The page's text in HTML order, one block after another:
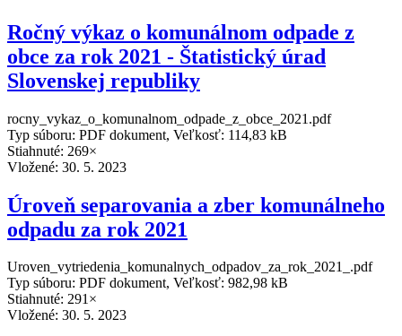
Ročný výkaz o komunálnom odpade z
obce za rok 2021 - Štatistický úrad
Slovenskej republiky
rocny_vykaz_o_komunalnom_odpade_z_obce_2021.pdf
Typ súboru: PDF dokument, Veľkosť: 114,83 kB
Stiahnuté: 269×
Vložené: 30. 5. 2023
Úroveň separovania a zber komunálneho
odpadu za rok 2021
Uroven_vytriedenia_komunalnych_odpadov_za_rok_2021_.pdf
Typ súboru: PDF dokument, Veľkosť: 982,98 kB
Stiahnuté: 291×
Vložené: 30. 5. 2023